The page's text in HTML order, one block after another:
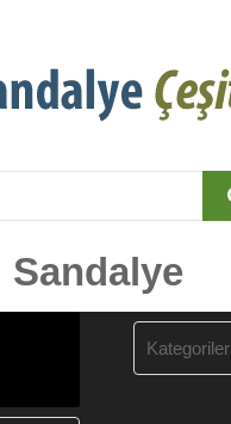
Sandalye
Kategoriler